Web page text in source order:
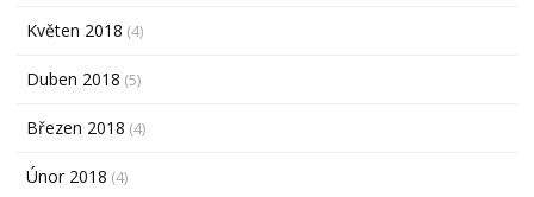
Květen 2018 (4)
Duben 2018 (5)
Březen 2018 (4)
Únor 2018 (4)